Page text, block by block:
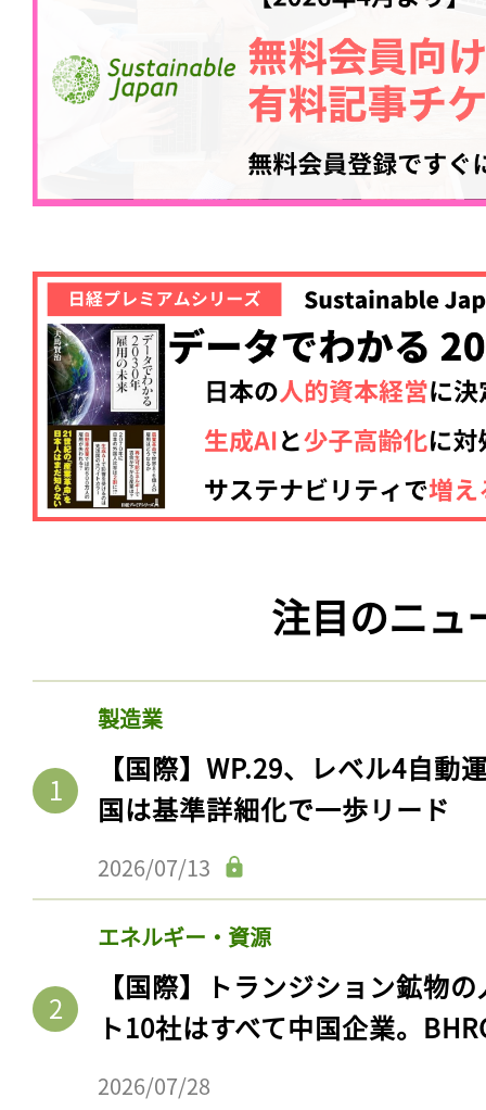
注目のニュ
製造業
【国際】WP.29、レベル4自動
国は基準詳細化で一歩リード
2026/07/13
エネルギー・資源
【国際】トランジション鉱物
ト10社はすべて中国企業。
2026/07/28